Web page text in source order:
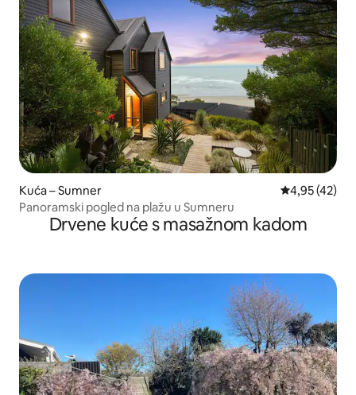
Kuća – Sumner Prosječna
4,95 (42)
Panoramski pogled na plažu u Sumneru
Drvene kuće s masažnom kadom